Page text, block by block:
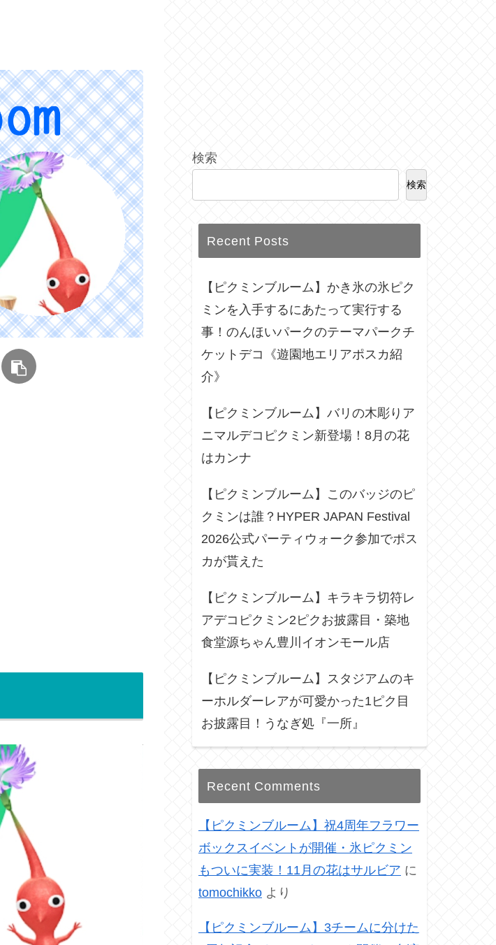
検索
検索
Recent Posts
【ピクミンブルーム】かき氷の氷ピク
ミンを入手するにあたって実行する
事！のんほいパークのテーマパークチ
ケットデコ《遊園地エリアポスカ紹
介》
【ピクミンブルーム】バリの木彫りア
ニマルデコピクミン新登場！8月の花
はカンナ
【ピクミンブルーム】このバッジのピ
クミンは誰？HYPER JAPAN Festival
2026公式パーティウォーク参加でポス
カが貰えた
【ピクミンブルーム】キラキラ切符レ
アデコピクミン2ピクお披露目・築地
食堂源ちゃん豊川イオンモール店
【ピクミンブルーム】スタジアムのキ
ーホルダーレアが可愛かった1ピク目
お披露目！うなぎ処『一所』
Recent Comments
【ピクミンブルーム】祝4周年フラワー
ボックスイベントが開催・氷ピクミン
もついに実装！11月の花はサルビア に
tomochikko より
【ピクミンブルーム】3チームに分けた